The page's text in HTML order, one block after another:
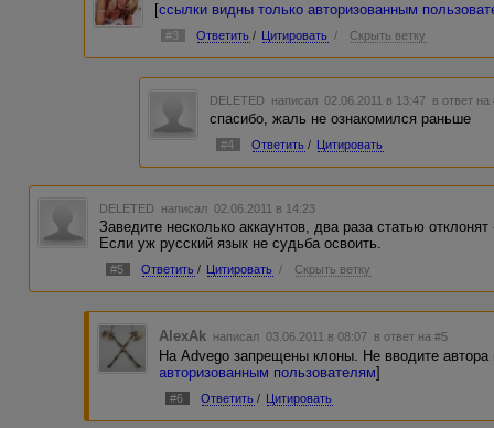
[ссылки видны только авторизованным
#3 Ответить / Цитировать / Скрыть ветку
DELETED написал 02.06.2011 в 13:47 в ответ на
спасибо, жаль не ознакомился раньше
#4 Ответить / Цитировать
DELETED написал 02.06.2011 в 14:23
Заведите несколько аккаунтов, два раза статью
Если уж русский язык не судьба освоить.
#5 Ответить / Цитировать / Скрыть ветку
AlexAk написал 03.06.2011 в 08:07 в ответ на #5
На Advego запрещены клоны. Не вводите автора
авторизованным пользователям]
#6 Ответить / Цитировать